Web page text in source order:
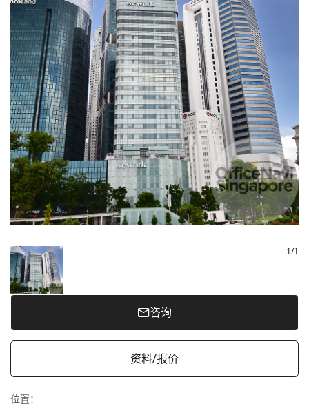
1/1
咨询
资料/报价
位置：